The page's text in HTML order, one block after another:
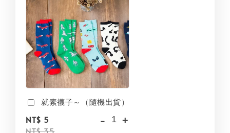
就素襪子～（隨機出貨）
NT$ 5
NT$ 35
- +